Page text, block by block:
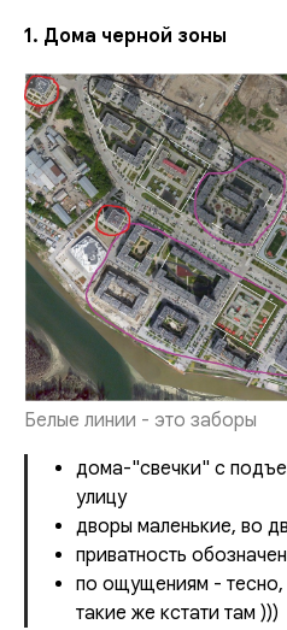
1. Дома черной зоны
Белые линии - это заборы
дома-"свечки" с
улицу
дворы маленькие, во
приватность
по ощущениям - тесно,
такие же кстати там )))